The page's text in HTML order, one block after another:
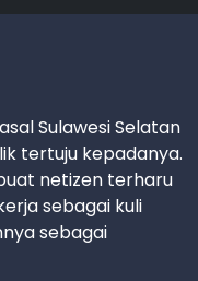
Sulawesi Selatan
tertuju kepadanya.
netizen terharu
sebagai kuli
sebagai